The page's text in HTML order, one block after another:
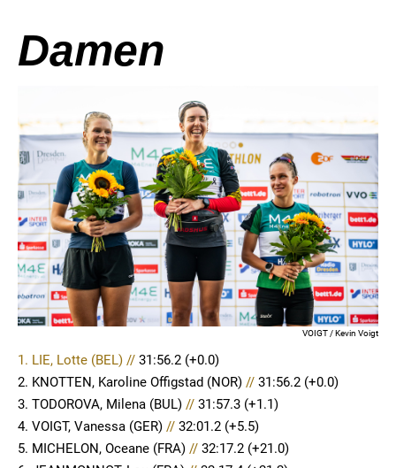
Damen
VOIGT / Kevin Voigt
1. LIE, Lotte (BEL) // 31:56.2 (+0.0)
2. KNOTTEN, Karoline Offigstad (NOR) //31:56.2 (+0.0)
3. TODOROVA, Milena (BUL) //31:57.3 (+1.1)
4. VOIGT, Vanessa (GER) //32:01.2 (+5.5)
5. MICHELON, Oceane (FRA) //32:17.2 (+21.0)